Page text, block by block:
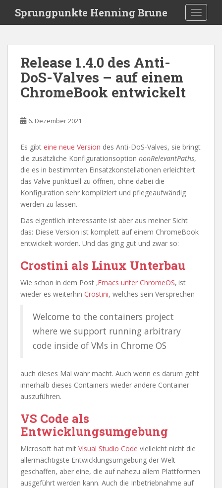
i
Sprungpunkte Henning Brune
Release 1.4.0 des Anti-
DoS-Valves – auf einem
ChromeBook entwickelt
6. Dezember 2021
Es gibt eine neue Version des Anti-DoS-Valves, sie bringt
die zusätzliche Konfigurationsoption nonRelevantPaths,
die es in bestimmten Einsatzkonstellationen erleichtert
das Valve punktuell zu öffnen, ohne dabei die
Konfiguration sehr kompliziert und pflegeaufwändig
werden zu lassen.
Das eigentlich interessante ist aber aus meiner Sicht
das: Diese Version ist komplett auf einem ChromeBook
entwickelt worden. Und das ging gut und zwar so:
Crostini als Linux Unterbau
Wie schon in dem Post ‚Emacs unter ChromeOS‚ ist
wieder es weiterhin Crostini, welches sein Versprechen
Welcome to the containers project
where we support running arbitrary
code inside of VMs in Chrome OS
auch dieses Mal wahr macht. Auch wenn es darum geht
innerhalb dieses Containers wieder andere Container
auszuführen.
VS Code als
Entwicklungsumgebung
Microsoft hat mit Visual Studio Code vielleicht nicht die
allermächtigste Entwicklungsumgebung der Welt
geschaffen, aber eine, die auf nahezu allem Plattformen
ausgeführt werden kann. Auch die Inbetriebnahme auf